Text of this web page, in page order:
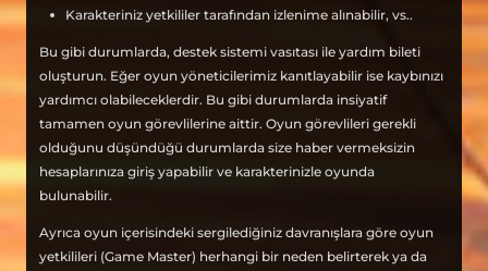
Karakteriniz yetkililer tarafından izlenime alınabilir, vs..
Bu gibi durumlarda, destek sistemi vasıtası ile yardım bileti
oluşturun. Eğer oyun yöneticilerimiz kanıtlayabilir ise kaybınızı
yardımcı olabileceklerdir. Bu gibi durumlarda insiyatif
tamamen oyun görevlilerine aittir. Oyun görevlileri gerekli
olduğunu düşündüğü durumlarda size haber vermeksizin
hesaplarınıza giriş yapabilir ve karakterinizle oyunda
bulunabilir.
Ayrıca oyun içerisindeki sergilediğiniz davranışlara göre oyun
yetkilileri (Game Master) herhangi bir neden belirterek ya da